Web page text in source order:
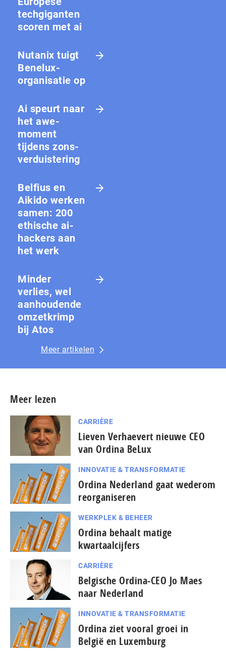
techgiganten
scoren met ai
Nutanix tuigt
Benelux-
organisatie op
Ai speurt naar
het awe-
moment
tijdens zons­
ver­duis­te­ring
Belfius en
Aikido werken
samen: 200
ethische ai-
hackers aan
het werk
Minder
verlies, wel
aanhoudende
omzetkrimp
bij Atos
Meer artikelen
Meer lezen
CARRIÈRE
Lieven Verhaevert nieuwe CEO
van Ordina BeLux
INNOVATIE & TRANSFORMATIE
Ordina Nederland gaat wederom
reorganiseren
WERKPLEK & BEHEER
Ordina behaalt matige
kwartaalcijfers
CARRIÈRE
Belgische Ordina-CEO Jo Maes
naar Nederland
INNOVATIE & TRANSFORMATIE
Ordina ziet vooral groei in
België en Luxemburg